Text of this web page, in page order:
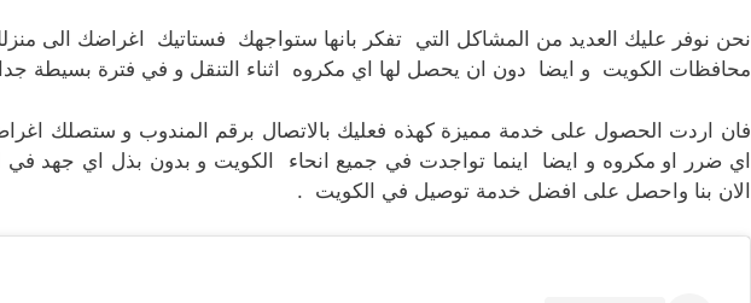
نحن نوفر عليك العديد من المشاكل التي تفكر بانها ستواجهك فستاتيك اغراضك الى
محافظات الكويت و ايضا دون ان يحصل لها اي مكروه اثناء التنقل و في فترة بسيطة جدا
فان اردت الحصول على خدمة مميزة كهذه فعليك بالاتصال برقم المندوب و ستصلك
اي ضرر او مكروه و ايضا اينما تواجدت في جميع انحاء الكويت و بدون بذل اي جهد في
الان بنا واحصل على افضل خدمة توصيل في الكويت .